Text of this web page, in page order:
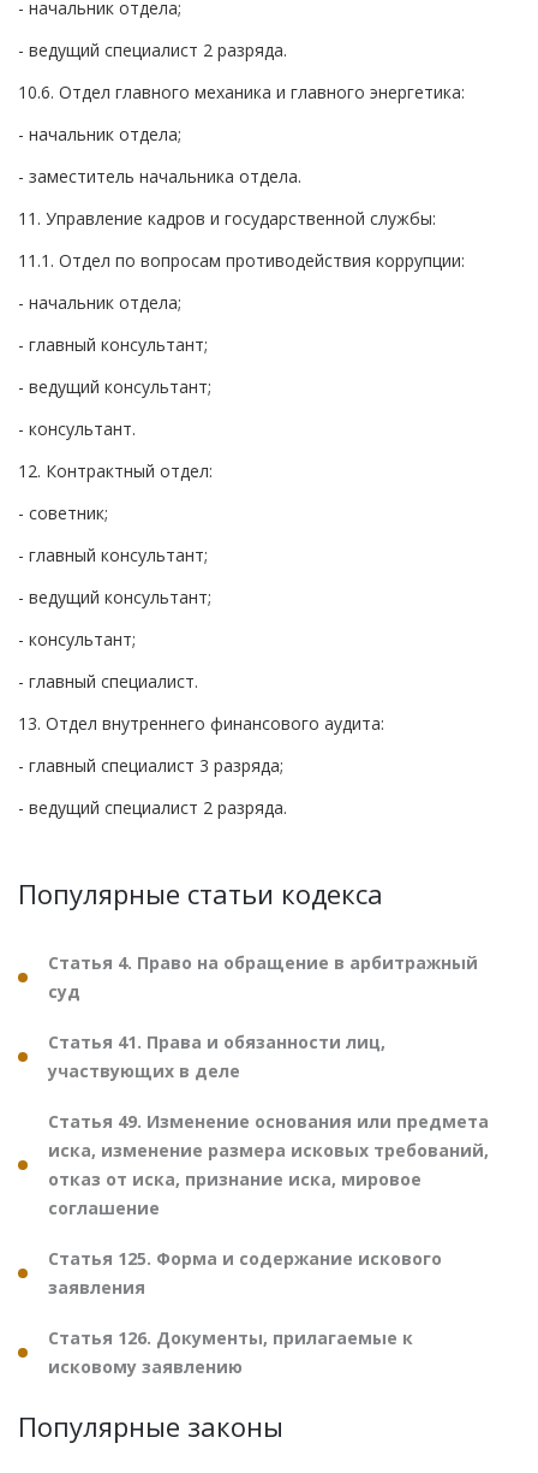
- начальник отдела;
- ведущий специалист 2 разряда.
10.6. Отдел главного механика и главного энергетика:
- начальник отдела;
- заместитель начальника отдела.
11. Управление кадров и государственной службы:
11.1. Отдел по вопросам противодействия коррупции:
- начальник отдела;
- главный консультант;
- ведущий консультант;
- консультант.
12. Контрактный отдел:
- советник;
- главный консультант;
- ведущий консультант;
- консультант;
- главный специалист.
13. Отдел внутреннего финансового аудита:
- главный специалист 3 разряда;
- ведущий специалист 2 разряда.
Популярные статьи кодекса
Статья 4. Право на обращение в арбитражный
суд
Статья 41. Права и обязанности лиц,
участвующих в деле
Статья 49. Изменение основания или предмета
иска, изменение размера исковых требований,
отказ от иска, признание иска, мировое
соглашение
Статья 125. Форма и содержание искового
заявления
Статья 126. Документы, прилагаемые к
исковому заявлению
Популярные законы